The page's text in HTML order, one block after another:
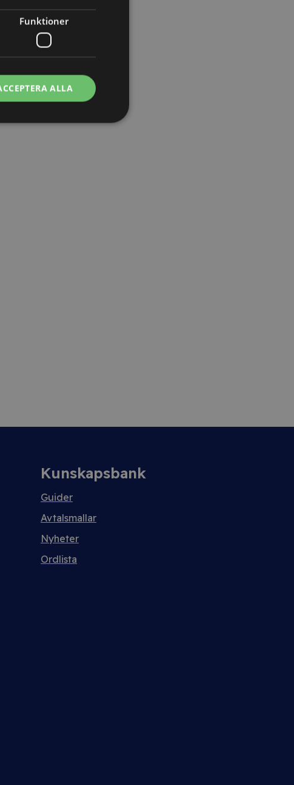
Kunskapsbank
Guider
Avtalsmallar
Nyheter
Ordlista
Funktioner
ALLA